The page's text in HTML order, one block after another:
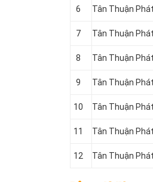
6 Tân Thuận
7 Tân Thuận
8 Tân Thuận
9 Tân Thuận
10 Tân Thuận
11 Tân Thuận
12 Tân Thuận